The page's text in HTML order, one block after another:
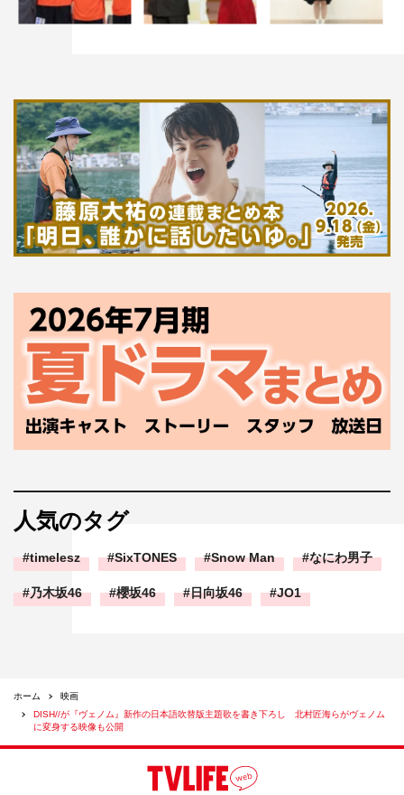
人気のタグ
timelesz SixTONES Snow Man なにわ男子
乃木坂46 櫻坂46 日向坂46 JO1
ホーム
映画
DISH//が『ヴェノム』新作の日本語吹替版主題歌を書き下ろし 北村匠海らがヴェノム
に変身する映像も公開